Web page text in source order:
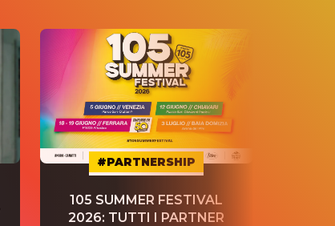
#PARTNERSHIP
105 SUMMER FESTIVAL
2026: TUTTI I PARTNER